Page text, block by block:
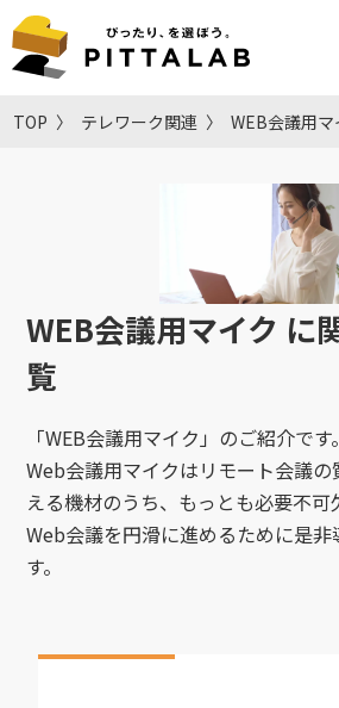
TOP テレワーク関連 WEB会議用マ
WEB会議用マイク に
覧
「WEB会議用マイク」のご紹介です。
Web会議用マイクはリモート会議
える機材のうち、もっとも必要不可
Web会議を円滑に進めるために是
す。